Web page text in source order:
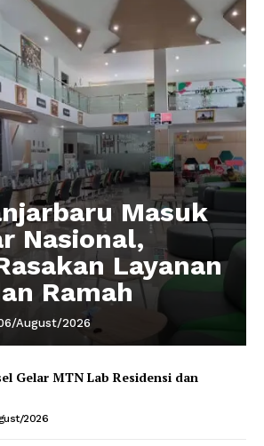
Masuk
Nasional,
Layanan
Ramah
August/2026
Gelar MTN Lab Residensi dan
2026